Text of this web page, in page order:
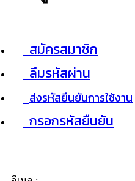
สมัครสมาชิก
ลืมรหัสผ่าน
ส่งรหัสยืนยันการใช้งาน
กรอกรหัสยืนยัน